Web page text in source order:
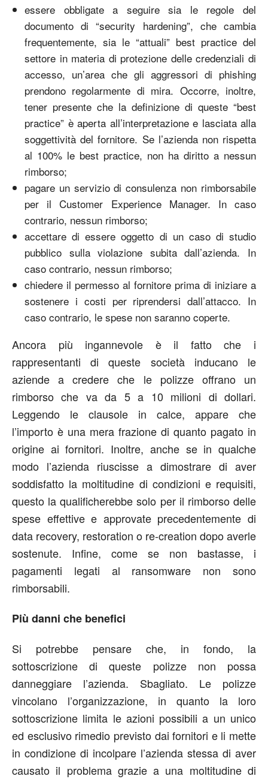
essere obbligate a seguire sia le regole del
documento di “security hardening”, che cambia
frequentemente, sia le “attuali” best practice del
settore in materia di protezione delle credenziali di
accesso, un’area che gli aggressori di phishing
prendono regolarmente di mira. Occorre, inoltre,
tener presente che la definizione di queste “best
practice” è aperta all’interpretazione e lasciata alla
soggettività del fornitore. Se l’azienda non rispetta
al 100% le best practice, non ha diritto a nessun
rimborso;
pagare un servizio di consulenza non rimborsabile
per il Customer Experience Manager. In caso
contrario, nessun rimborso;
accettare di essere oggetto di un caso di studio
pubblico sulla violazione subita dall’azienda. In
caso contrario, nessun rimborso;
chiedere il permesso al fornitore prima di iniziare a
sostenere i costi per riprendersi dall’attacco. In
caso contrario, le spese non saranno coperte.
Ancora più ingannevole è il fatto che i
rappresentanti di queste società inducano le
aziende a credere che le polizze offrano un
rimborso che va da 5 a 10 milioni di dollari.
Leggendo le clausole in calce, appare che
l’importo è una mera frazione di quanto pagato in
origine ai fornitori. Inoltre, anche se in qualche
modo l’azienda riuscisse a dimostrare di aver
soddisfatto la moltitudine di condizioni e requisiti,
questo la qualificherebbe solo per il rimborso delle
spese effettive e approvate precedentemente di
data recovery, restoration o re-creation dopo averle
sostenute. Infine, come se non bastasse, i
pagamenti legati al ransomware non sono
rimborsabili.
Più danni che benefici
Si potrebbe pensare che, in fondo, la
sottoscrizione di queste polizze non possa
danneggiare l’azienda. Sbagliato. Le polizze
vincolano l’organizzazione, in quanto la loro
sottoscrizione limita le azioni possibili a un unico
ed esclusivo rimedio previsto dai fornitori e li mette
in condizione di incolpare l’azienda stessa di aver
causato il problema grazie a una moltitudine di